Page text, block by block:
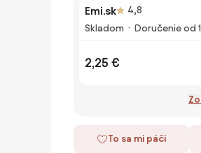
Emi.sk 4,8
Skladom
Doručenie od
2,25 €
To sa mi páči